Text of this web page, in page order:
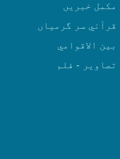
مکمل خبریں
قرآني سر گرمياں
بين الاقوامي
تصاوير - فلم